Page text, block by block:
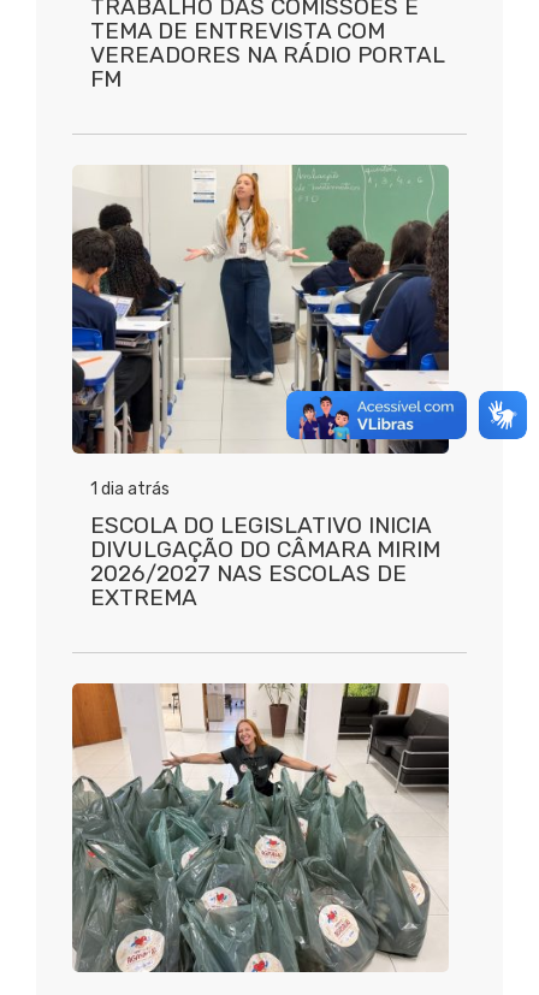
TRABALHO DAS COMISSÕES É
TEMA DE ENTREVISTA COM
VEREADORES NA RÁDIO PORTAL
FM
1 dia atrás
ESCOLA DO LEGISLATIVO INICIA
DIVULGAÇÃO DO CÂMARA MIRIM
2026/2027 NAS ESCOLAS DE
EXTREMA